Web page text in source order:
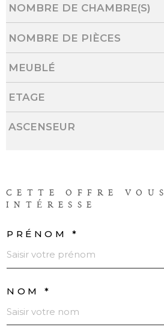
NOMBRE DE CHAMBRE(S)
NOMBRE DE PIÈCES
MEUBLÉ
ETAGE
ASCENSEUR
CETTE OFFRE
VOUS
INTÉRESSE
PRÉNOM *
NOM *